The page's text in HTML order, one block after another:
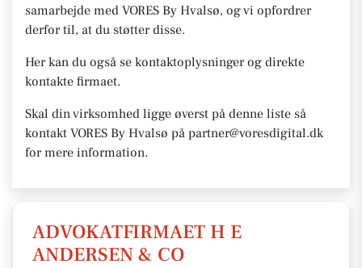
samarbejde med VORES By Hvalsø, og vi opfordrer
derfor til, at du støtter disse.
Her kan du også se kontaktoplysninger og direkte
kontakte firmaet.
Skal din virksomhed ligge øverst på denne liste så
kontakt VORES By Hvalsø på partner@voresdigital.dk
for mere information.
ADVOKATFIRMAET H E
ANDERSEN & CO